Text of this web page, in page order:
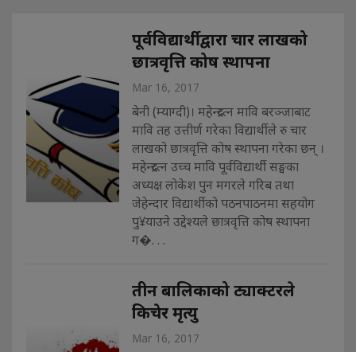
पूर्वविद्यार्थीद्वारा चार लाखको
छात्रवृत्ति कोष स्थापना
Mar 16, 2017
बेनी (म्याग्दी)। महेन्द्ररत्न मावि बरञ्जाबाट
मावि तह उत्तीर्ण गरेका विद्यार्थीले रु चार
लाखको छात्रवृत्ति कोष स्थापना गरेका छन् ।
महेन्द्ररत्न उच्च मावि पूर्वविद्यार्थी सङ्घका
अध्यक्ष लोकेश पुन मगरले गरिब तथा
जेहेन्दार विद्यार्थीको पठनपाठनमा सहयोग
पु¥याउने उद्देश्यले छात्रवृत्ति कोष स्थापना
ग�. . .
तीन बालिकाको ट्याक्टरले
किचेर मृत्यु
Mar 16, 2017